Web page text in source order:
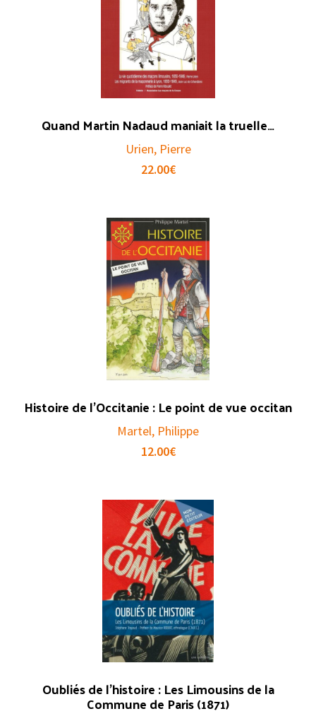
Quand Martin Nadaud maniait la truelle…
Urien, Pierre
22.00€
Histoire de l’Occitanie : Le point de vue occitan
Martel, Philippe
12.00€
Oubliés de l’histoire : Les Limousins de la
Commune de Paris (1871)